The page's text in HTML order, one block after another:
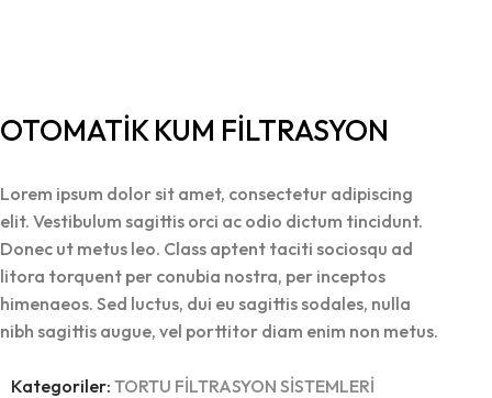
OTOMATİK KUM FİLTRASYON
Lorem ipsum dolor sit amet, consectetur adipiscing
elit. Vestibulum sagittis orci ac odio dictum tincidunt.
Donec ut metus leo. Class aptent taciti sociosqu ad
litora torquent per conubia nostra, per inceptos
himenaeos. Sed luctus, dui eu sagittis sodales, nulla
nibh sagittis augue, vel porttitor diam enim non metus.
Kategoriler: TORTU FİLTRASYON SİSTEMLERİ